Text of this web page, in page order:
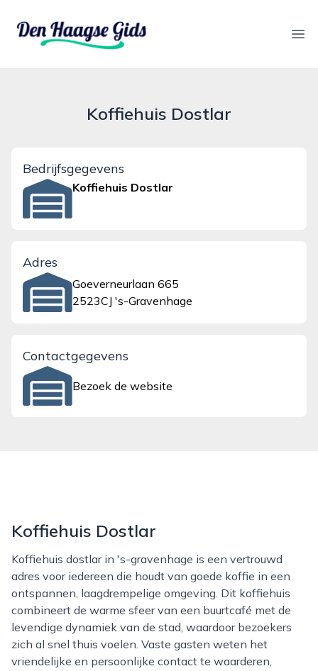
denhaagsegids.nl
Koffiehuis Dostlar
Bedrijfsgegevens
Koffiehuis Dostlar
Adres
Goeverneurlaan 665
2523CJ 's-Gravenhage
Contactgegevens
Bezoek de website
Koffiehuis Dostlar
Koffiehuis dostlar in 's-gravenhage is een vertrouwd
adres voor iedereen die houdt van goede koffie in een
ontspannen, laagdrempelige omgeving. Dit koffiehuis
combineert de warme sfeer van een buurtcafé met de
levendige dynamiek van de stad, waardoor bezoekers
zich al snel thuis voelen. Vaste gasten weten het
vriendelijke en persoonlijke contact te waarderen,